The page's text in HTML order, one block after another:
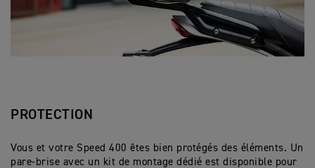
PROTECTION
Vous et votre Speed 400 êtes bien protégés des éléments. Un
pare-brise avec un kit de montage dédié est disponible pour